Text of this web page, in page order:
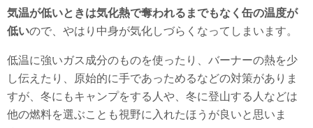
気温が低いときは気化熱で奪われるまでもなく缶の温度が
低いので、やはり中身が気化しづらくなってしまいます。
低温に強いガス成分のものを使ったり、バーナーの熱を少
し伝えたり、原始的に手であっためるなどの対策がありま
すが、冬にもキャンプをする人や、冬に登山する人などは
他の燃料を選ぶことも視野に入れたほうが良いと思いま